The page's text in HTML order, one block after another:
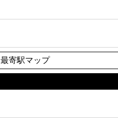
最寄駅マップ